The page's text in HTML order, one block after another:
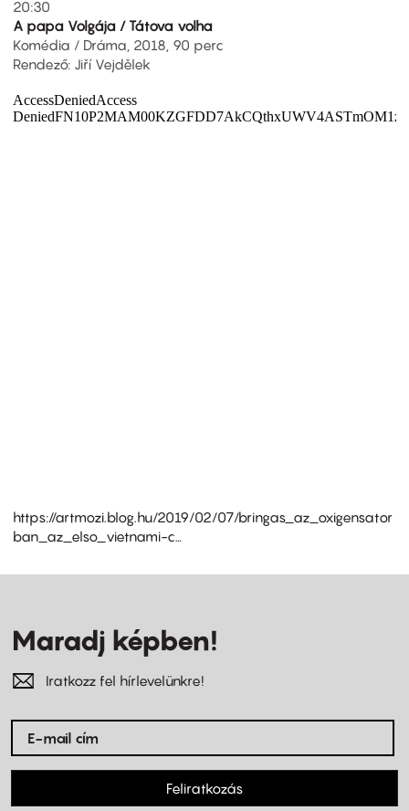
20:30
A papa Volgája / Tátova volha
Komédia / Dráma, 2018, 90 perc
Rendező: Jiří Vejdělek
https://artmozi.blog.hu/2019/02/07/bringas_az_oxigensator
ban_az_elso_vietnami-c…
Maradj képben!
Iratkozz fel hírlevelünkre!
Feliratkozás